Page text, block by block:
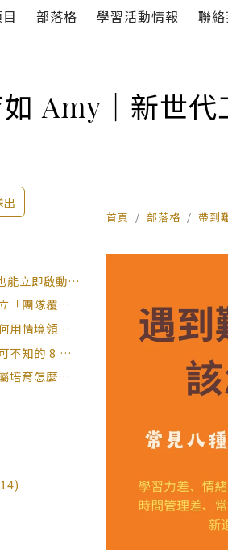
Amy｜新世
部落格 學習活動情報 聯
出
能立即啟動 4
「團隊覆盤」
培育生態系｜
用情境領導與
」與「意
不知的 8 個
境對照表｜周
育怎麼辦？
首頁 部落格 帶到